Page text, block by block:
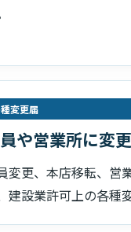
変更届
や営業所に変
変更、本店移転、営
建設業許可上の各種